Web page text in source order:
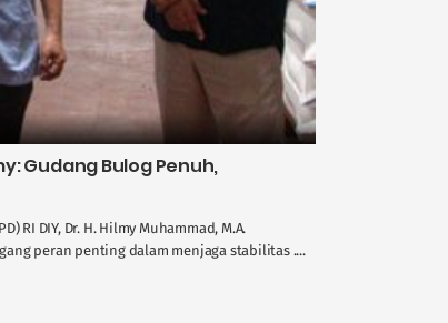
Gudang Bulog Penuh,
RI DIY, Dr. H. Hilmy Muhammad, M.A.
peran penting dalam menjaga stabilitas ....